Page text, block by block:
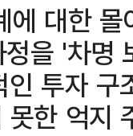
에 대한
을 '차명
투자
한 억지